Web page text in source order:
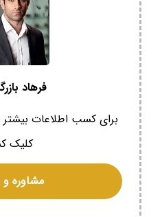
فرهاد
برای کسب اطلاعات بیشتر
کلیک
مشاوره